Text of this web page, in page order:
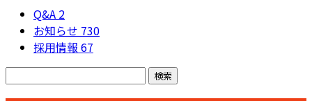
Q&A 2
お知らせ 730
採用情報 67